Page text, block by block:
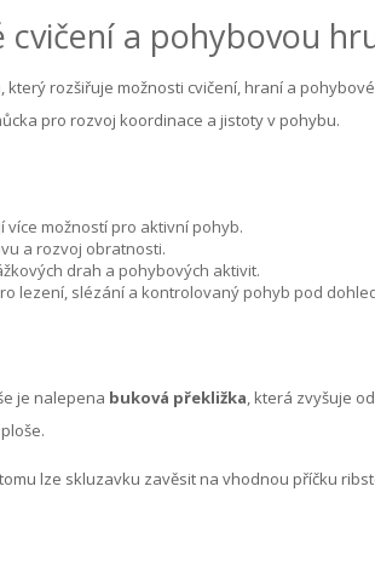
a pohybovou
který rozšiřuje možnosti cvičení, hraní a
pro rozvoj koordinace a jistoty v pohybu.
možností pro aktivní pohyb.
a rozvoj obratnosti.
drah a pohybových aktivit.
lezení, slézání a kontrolovaný pohyb pod
je nalepena buková překližka , která zvyšuje
lze skluzavku zavěsit na vhodnou příčku